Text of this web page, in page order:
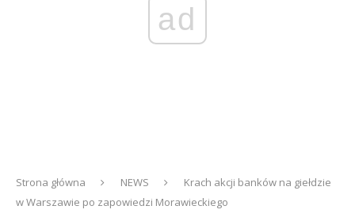
ad
Strona główna NEWS
Krach akcji banków na giełdzie
w Warszawie po zapowiedzi Morawieckiego